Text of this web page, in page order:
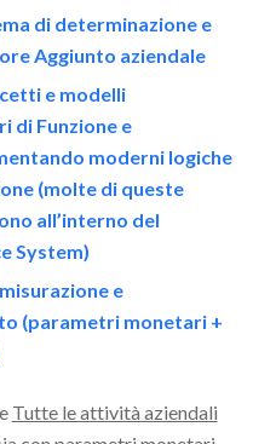
di determinazione e
Aggiunto aziendale
e modelli
di Funzione e
moderni logiche
(molte di queste
all’interno del
System)
e
(parametri monetari +
Tutte le attività aziendali